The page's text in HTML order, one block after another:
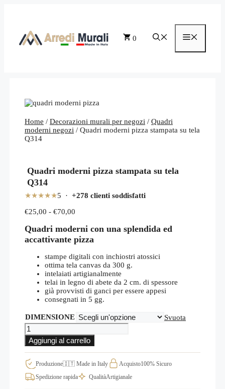
0
Home / Decorazioni murali per negozi / Quadri
moderni negozi / Quadri moderni pizza stampata su tela
Q314
Quadri moderni pizza stampata su tela
Q314
★★★★★5 · +278 clienti soddisfatti
€25,00 - €70,00
prezzo:
da
€25,00
a
€70,00
Quadri moderni con una splendida ed
accattivante pizza
stampe digitali con inchiostri atossici
ottima tela canvas da 300 g.
intelaiati artigianalmente
telai in legno di abete da 2 cm. di spessore
già provvisti di ganci per essere appesi
consegnati in 5 gg.
DIMENSIONE
Svuota
Quadri
moderni
pizza
stampata
su
tela
Q314
Aggiungi al carrello
Produzione🇮🇹 Made in Italy Acquisto100% Sicuro
Spedizione rapida
QualitàArtigianale